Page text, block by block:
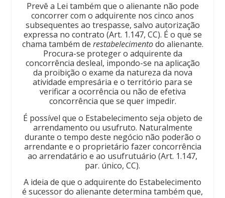
Prevê a Lei também que o alienante não pode
concorrer com o adquirente nos cinco anos
subsequentes ao trespasse, salvo autorização
expressa no contrato (Art. 1.147, CC). É o que se
chama também de restabelecimentodo alienante.
Procura-se proteger o adquirente da
concorrência desleal, impondo-se na aplicação
da proibição o exame da natureza da nova
atividade empresária e o território para se
verificar a ocorrência ou não de efetiva
concorrência que se quer impedir.
É possível que o Estabelecimento seja objeto de
arrendamento ou usufruto. Naturalmente
durante o tempo deste negócio não poderão o
arrendante e o proprietário fazer concorrência
ao arrendatário e ao usufrutuário (Art. 1.147,
par. único, CC).
A ideia de que o adquirente do Estabelecimento
é sucessor do alienante determina também que,